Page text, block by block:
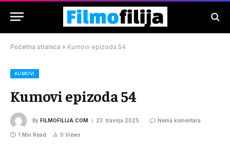
Početna stranica » Kumovi epizoda 54
KUMOVI
Kumovi epizoda 54
By FILMOFILIJA.COM 23. travnja 2025. Nema komentara
1 Min Read 0 Views